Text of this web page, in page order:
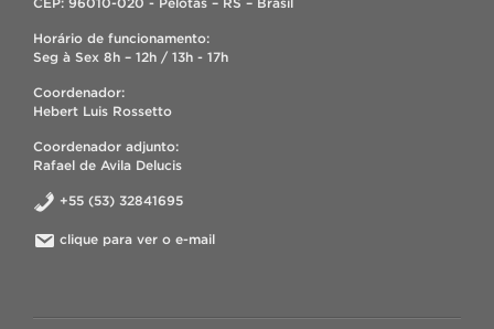
Horário de funcionamento:
Seg à Sex 8h – 12h / 13h - 17h
Coordenador:
Hebert Luis Rossetto
Coordenador adjunto:
Rafael de Avila Delucis
+55 (53) 32841695
clique para ver o e-mail